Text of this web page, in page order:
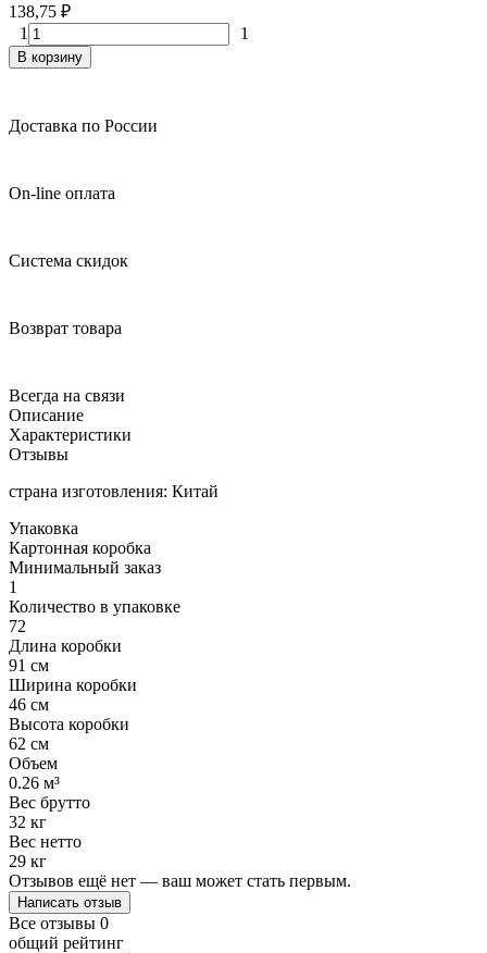
138,75 ₽
1
1
В корзину
Доставка по России
On-line оплата
Система скидок
Возврат товара
Всегда на связи
Описание
Характеристики
Отзывы
страна изготовления: Китай
Упаковка
Картонная коробка
Минимальный заказ
1
Количество в упаковке
72
Длина коробки
91 см
Ширина коробки
46 см
Высота коробки
62 см
Объем
0.26 м³
Вес брутто
32 кг
Вес нетто
29 кг
Отзывов ещё нет — ваш может стать первым.
Написать отзыв
Все отзывы 0
общий рейтинг